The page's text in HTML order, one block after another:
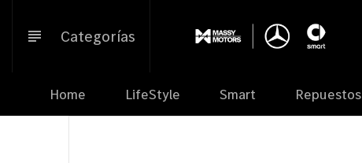
directamenteCategorías
Home LifeStyle Smart Repuestos